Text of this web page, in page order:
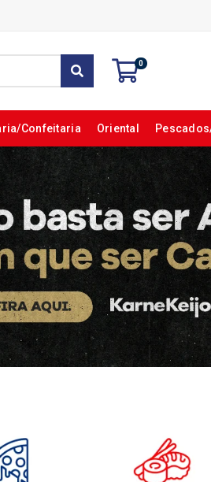
0
Confeitaria Oriental